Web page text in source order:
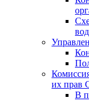
их прав
В